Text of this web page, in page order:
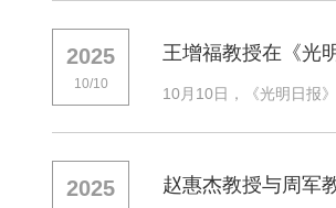
2025
10/10
王增福教授在《光
10月10日，《光明日报
2025 赵惠杰教授与周军